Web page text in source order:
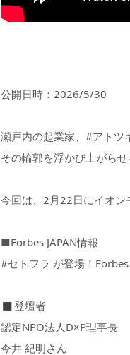
公開日時：2026/5/30
瀬戸内の起業家、#アトツ
その輪郭を浮かび上がら
今回は、2月22日にイオ
■Forbes JAPAN情報
#セトフラ が登場！
◼︎登壇者
認定NPO法人D×P理事長
今井 紀明さん